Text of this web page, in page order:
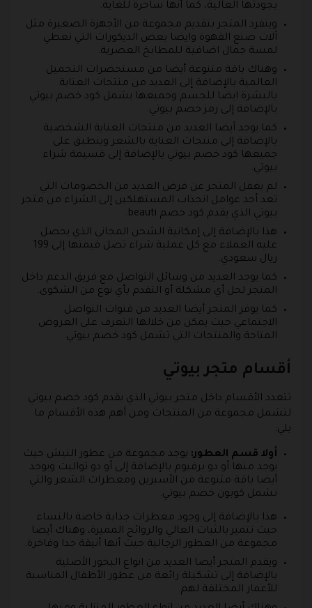
بجودتها العالية، كما أنها ساحرة للغاية.
وينفرد المتجر بتقديم مجموعة من الأجهزة الصغيرة مثل
آلات صنع القهوة وايضا بعض الديكورات التي تعطي
لمسة جمال اضافية للمطابخ العصرية.
وهناك باقة متنوعة أيضا من مستحضرات التجميل
العالمية بالإضافة إلى العديد من منتجات العناية
بالبشرة ايضا للجسم وجميعها يشمل كود خصم بيوتي
بالإضافة إلى رمز خصم بيوتي.
كما يوجد أيضا العديد من منتجات العناية الشخصية
بالإضافة إلى منتجات العناية بالشعر وينطبق على
جميعها كود خصم بيوتي بالإضافة إلى قسيمة شراء
بيوتي.
لم يغفل المتجر عن فرض العديد من الخصومات التي
تعد أحد عوامل انجذاب المستهلكين إلى الشراء من متجر
بيوتي الذي يقدم كود خصم beauti.
هذا بالإضافة إلى إمكانية الشحن المجاني الذي يحصل
عليه العملاء مع كل عملية شراء تصل قيمتها إلى 199
ريال سعودي.
كما يوجد العديد من وسائل التواصل مع فريق الدعم داخل
المتجر لحل أي مشكلة أو التقدم بأي نوع من الشكوى.
كما يوفر المتجر أيضا العديد من قنوات التواصل
الاجتماعي حيث يمكن من خلالها التعرف على العروض
المتاحة والمنتجات التي تشمل كود خصم بيوتي.
أقسام متجر بيوتي
تتعدد الأقسام داخل متجر بيوتي الذي يقدم كود خصم بيوتي
لتشمل مجموعة من المنتجات ومن أهم هذه الأقسام ما
يلي:
أولا قسم العطور: يوجد مجموعة من عطور النيش حيث
يوجد منها أو دو برفيوم بالإضافة إلى أو دو تواليت ويوجد
أيضا باقة متنوعة من الأسبرين ومعطرات الشعر والتي
تشمل كوبون خصم بيوتي.
هذا بالإضافة إلى وجود معطرات جذابة خاصة بالنساء
حيث تتميز بالثبات العالي والروائح المميزة، وهناك أيضا
مجموعة من العطور الرجالية حيث أنها أنيقة جدا وفاخرة.
ويقدم المتجر أيضا العديد من انواع البخور الأصلية
بالإضافة إلى تشكيلة رائعة من عطور الأطفال المناسبة
للأعمار المختلفة لهم.